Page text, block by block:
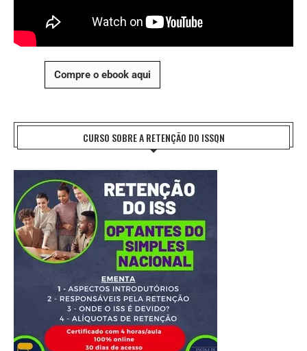
Compre o ebook aqui
CURSO SOBRE A RETENÇÃO DO ISSQN